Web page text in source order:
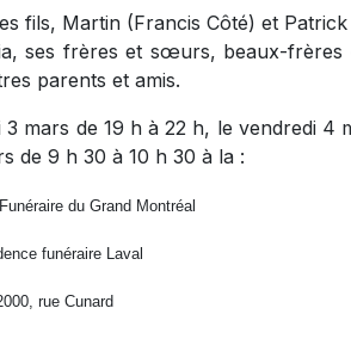
fils, Martin (Francis Côté) et
ses frères et sœurs, beaux-
parents et amis.
mars de 19 h à 22 h, le vendredi 4
de 9 h 30 à 10 h 30 à la :
du Grand Montréal
funéraire Laval
rue Cunard